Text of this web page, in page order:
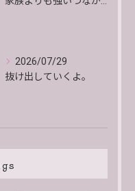
2026/07/29
抜け出していくよ。